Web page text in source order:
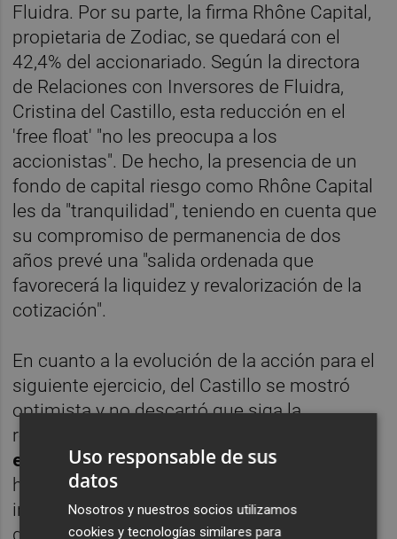
Fluidra. Por su parte, la firma Rhône Capital,
propietaria de Zodiac, se quedará con el
42,4% del accionariado. Según la directora
de Relaciones con Inversores de Fluidra,
Cristina del Castillo, esta reducción en el
'free float' "no les preocupa a los
accionistas". De hecho, la presencia de un
fondo de capital riesgo como Rhône Capital
les da "tranquilidad", teniendo en cuenta que
su compromiso de permanencia de dos
años prevé una "salida ordenada que
favorecerá la liquidez y revalorización de la
cotización".
En cuanto a la evolución de la acción para el
siguiente ejercicio, del Castillo se mostró
optimista y no descartó que siga la
revalorización, ya que
encuentra "en el punto de mira"
haber recibido muchas solicitudes de
inversores interesados en la acción. A raíz
del acuerdo, la compañía prevé registrar
Uso responsable de sus
datos
Nosotros y nuestros socios utilizamos
cookies y tecnologías similares para